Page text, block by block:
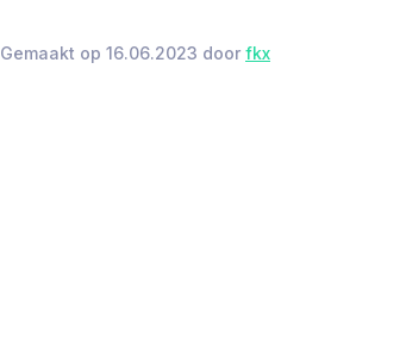
Gemaakt op 16.06.2023 door fkx